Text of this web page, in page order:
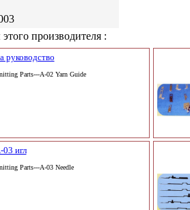
производителя :
руководство
Parts---A-02 Yarn Guide
03 игл
Parts---A-03 Needle